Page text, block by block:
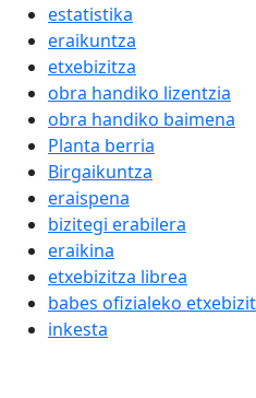
estatistika
eraikuntza
etxebizitza
obra handiko lizentzia
obra handiko baimena
Planta berria
Birgaikuntza
eraispena
bizitegi erabilera
eraikina
etxebizitza librea
babes ofizialeko
inkesta